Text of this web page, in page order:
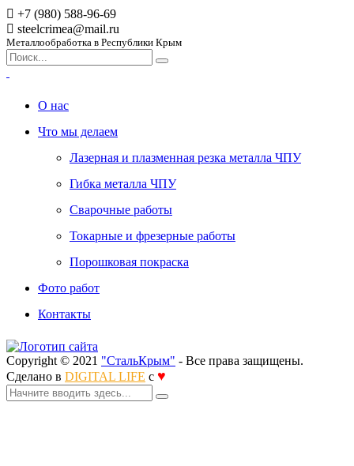
+7 (980) 588-96-69
steelcrimea@mail.ru
Металлообработка в Республики Крым
О нас
Что мы делаем
Лазерная и плазменная резка металла ЧПУ
Гибка металла ЧПУ
Сварочные работы
Токарные и фрезерные работы
Порошковая покраска
Фото работ
Контакты
Copyright © 2021 "СтальКрым" - Все права защищены.
Сделано в DIGITAL LIFE с ♥